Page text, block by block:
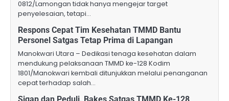
0812/Lamongan tidak hanya mengejar target
penyelesaian, tetapi…
Respons Cepat Tim Kesehatan TMMD Bantu
Personel Satgas Tetap Prima di Lapangan
Manokwari Utara – Dedikasi tenaga kesehatan dalam
mendukung pelaksanaan TMMD ke-128 Kodim
1801/Manokwari kembali ditunjukkan melalui penanganan
cepat terhadap salah…